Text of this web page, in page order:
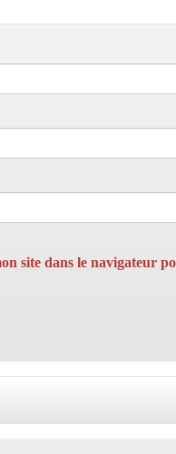
site dans le navigateur